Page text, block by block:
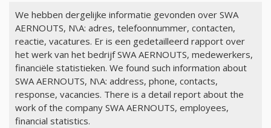
We hebben dergelijke informatie gevonden over SWA
AERNOUTS, N\A: adres, telefoonnummer, contacten,
reactie, vacatures. Er is een gedetailleerd rapport over
het werk van het bedrijf SWA AERNOUTS, medewerkers,
financiële statistieken. We found such information about
SWA AERNOUTS, N\A: address, phone, contacts,
response, vacancies. There is a detail report about the
work of the company SWA AERNOUTS, employees,
financial statistics.